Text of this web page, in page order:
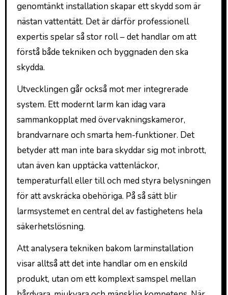
genomtänkt installation skapar ett skydd som är
nästan vattentätt. Det är därför professionell
expertis spelar så stor roll – det handlar om att
förstå både tekniken och byggnaden den ska
skydda.
Utvecklingen går också mot mer integrerade
system. Ett modernt larm kan idag vara
sammankopplat med övervakningskameror,
brandvarnare och smarta hem-funktioner. Det
betyder att man inte bara skyddar sig mot inbrott,
utan även kan upptäcka vattenläckor,
temperaturfall eller till och med styra belysningen
för att avskräcka obehöriga. På så sätt blir
larmsystemet en central del av fastighetens hela
säkerhetslösning.
Att analysera tekniken bakom larminstallation
visar alltså att det inte handlar om en enskild
produkt, utan om ett komplext samspel mellan